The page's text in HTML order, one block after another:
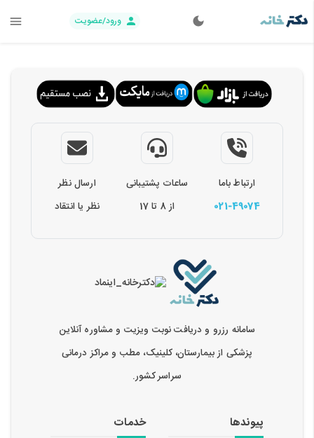
ورود/عضویت
ارتباط باما
021-49074
ساعات پشتیبانی
از 8 تا 17
ارسال نظر
نظر یا انتقاد
سامانه رزرو و دریافت نوبت ویزیت و مشاوره آنلاین
پزشکی از بیمارستان، کلینیک، مطب و مراکز درمانی
سراسر کشور.
پیوندها خدمات